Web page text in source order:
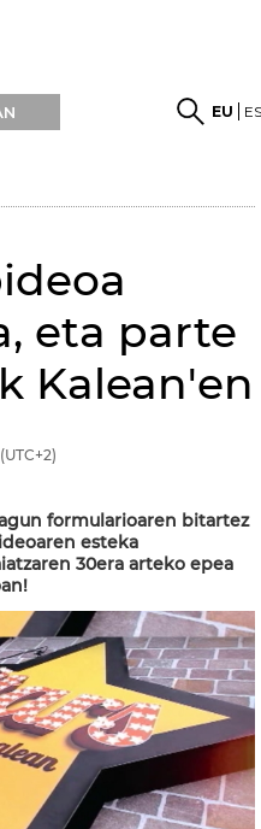
EU
eta parte
Kalean'en
(UTC+2)
formularioaren bitartez
esteka
30era arteko epea